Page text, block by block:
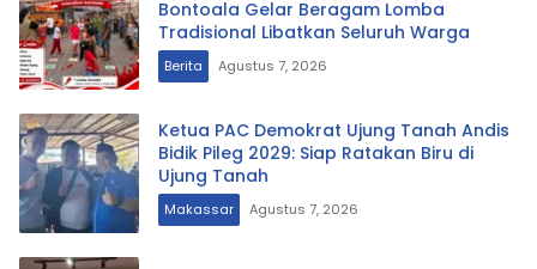
Bontoala Gelar Beragam Lomba
Tradisional Libatkan Seluruh Warga
Berita Agustus 7, 2026
Ketua PAC Demokrat Ujung Tanah Andis
Bidik Pileg 2029: Siap Ratakan Biru di
Ujung Tanah
Makassar Agustus 7, 2026